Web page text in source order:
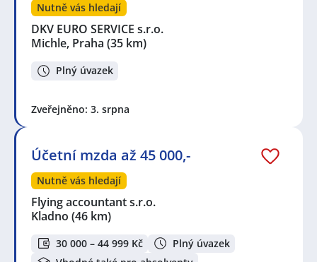
Nutně vás hledají
DKV EURO SERVICE s.r.o.
Michle, Praha (35 km)
Plný úvazek
Zveřejněno: 3. srpna
Účetní mzda až 45 000,-
Nutně vás hledají
Flying accountant s.r.o.
Kladno (46 km)
30 000 – 44 999 Kč
Plný úvazek